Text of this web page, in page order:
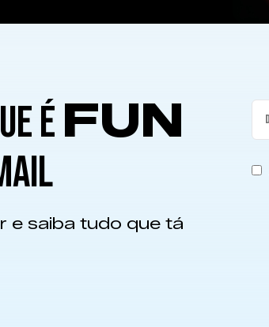
ÉFUN
e saiba tudo que tá